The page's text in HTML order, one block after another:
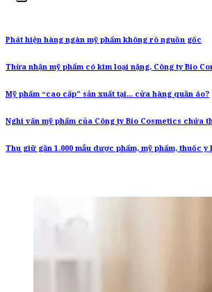
Phát hiện hàng ngàn mỹ phẩm không rõ nguồn gốc
Thừa nhận mỹ phẩm có kim loại nặng, Công ty Bio
Mỹ phẩm “cao cấp” sản xuất tại... cửa hàng quần áo?
Nghi vấn mỹ phẩm của Công ty Bio Cosmetics chứa
Thu giữ gần 1.000 mẫu dược phẩm, mỹ phẩm, thuốc